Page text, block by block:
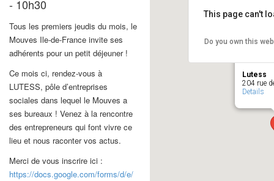
- 10h30
Tous les premiers jeudis du mois, le
Mouves Ile-de-France invite ses
adhérents pour un petit déjeuner !
Ce mois ci, rendez-vous à
LUTESS, pôle d’entreprises
sociales dans lequel le Mouves a
ses bureaux ! Venez à la rencontre
des entrepreneurs qui font vivre ce
lieu et nous raconter vos actus.
Merci de vous inscrire ici :
https://docs.google.com/forms/d/e/
Lutess
204 rue
Details
This page can't
Do you own this